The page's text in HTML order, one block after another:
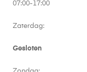
07:00-17:00
Zaterdag:
Gesloten